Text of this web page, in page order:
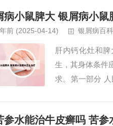
病小鼠脾大 银屑病小鼠
前 (2025-04-14) 银屑病百科
肝内钙化灶和
生，其身体条件
求。第一部分
参水能治牛皮癣吗 苦